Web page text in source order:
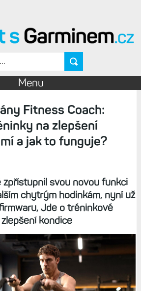
Menu
Fitness Coach:
na zlepšení
a jak to funguje?
zpřístupnil svou novou funkci
chytrým hodinkám, nyní už
Jde o tréninkové
kondice